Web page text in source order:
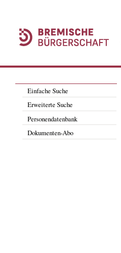
Einfache Suche
Erweiterte Suche
Personendatenbank
Dokumenten-Abo